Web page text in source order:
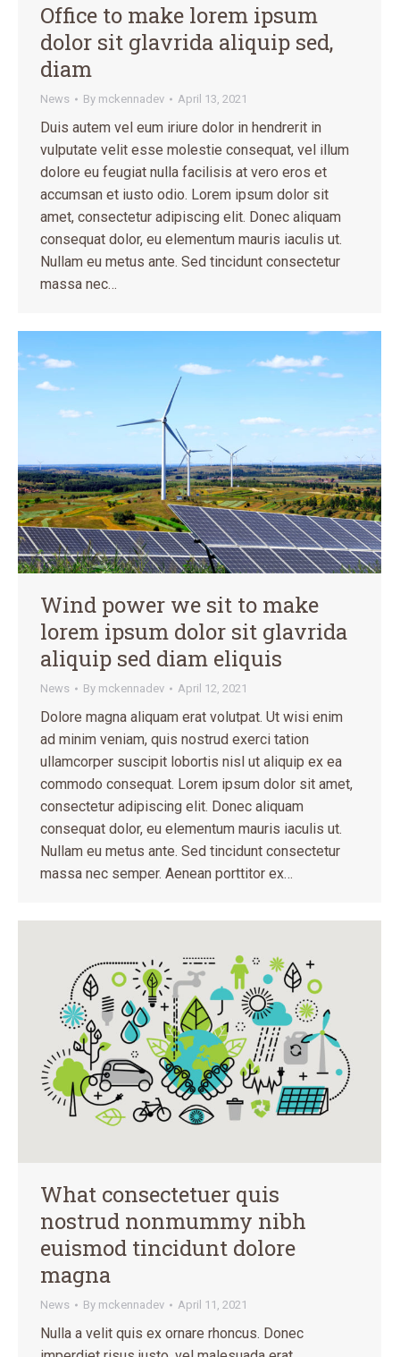
Office to make lorem ipsum
dolor sit glavrida aliquip sed,
diam
News By mckennadev April 13, 2021
Duis autem vel eum iriure dolor in hendrerit in
vulputate velit esse molestie consequat, vel illum
dolore eu feugiat nulla facilisis at vero eros et
accumsan et iusto odio. Lorem ipsum dolor sit
amet, consectetur adipiscing elit. Donec aliquam
consequat dolor, eu elementum mauris iaculis ut.
Nullam eu metus ante. Sed tincidunt consectetur
massa nec…
Wind power we sit to make
lorem ipsum dolor sit glavrida
aliquip sed diam eliquis
News By mckennadev April 12, 2021
Dolore magna aliquam erat volutpat. Ut wisi enim
ad minim veniam, quis nostrud exerci tation
ullamcorper suscipit lobortis nisl ut aliquip ex ea
commodo consequat. Lorem ipsum dolor sit amet,
consectetur adipiscing elit. Donec aliquam
consequat dolor, eu elementum mauris iaculis ut.
Nullam eu metus ante. Sed tincidunt consectetur
massa nec semper. Aenean porttitor ex…
What consectetuer quis
nostrud nonmummy nibh
euismod tincidunt dolore
magna
News By mckennadev April 11, 2021
Nulla a velit quis ex ornare rhoncus. Donec